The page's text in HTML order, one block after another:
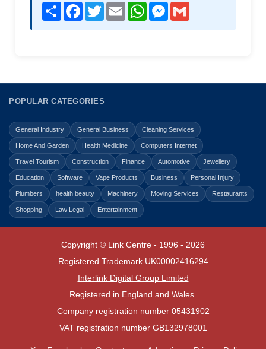
Share Facebook
TwitterEmail WhatsAppMessenger
POPULAR CATEGORIES
General Industry General Business Cleaning Services
Home And Garden Health Medicine Computers Internet
Travel Tourism Construction Finance Automotive Jewellery
Education Software Vape Products Business Personal Injury
Plumbers health beauty Machinery Moving Services Restaurants
Shopping Law Legal Entertainment
Copyright © Link Centre - 1996 - 2026
Registered Trademark UK00002416294
Interlink Digital Group Limited
Registered in England and Wales.
Company registration number 05431902
VAT registration number GB132978001